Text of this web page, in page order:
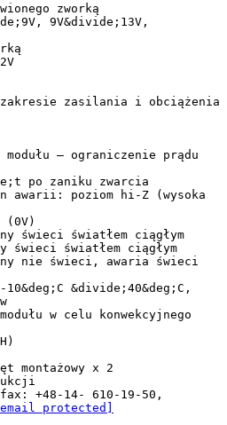
zworką
9V&divide;13V,
zakresie zasilania i obciążenia
modułu – ograniczenie prądu
po zaniku zwarcia
awarii: poziom hi-Z (wysoka
(0V)
świeci światłem ciągłym
światłem ciągłym
nie świeci, awaria świeci
&divide;40&deg;C,
w celu konwekcyjnego
montażowy x 2
+48-14- 610-19-50,
[email protected]